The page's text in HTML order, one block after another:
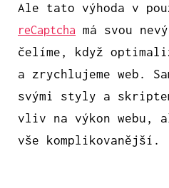
Ale tato výhoda v
reCaptcha
má svou
čelíme, když
a zrychlujeme web.
svými styly a
vliv na výkon webu,
vše komplikovanější.